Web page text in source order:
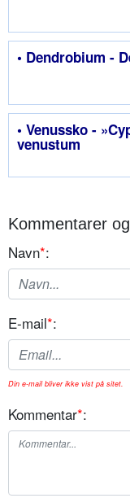
• Dendrobium -
• Venussko -
venustum
Kommentarer
Navn*:
E-mail*:
Din e-mail bliver ikke vist på sitet.
Kommentar*: